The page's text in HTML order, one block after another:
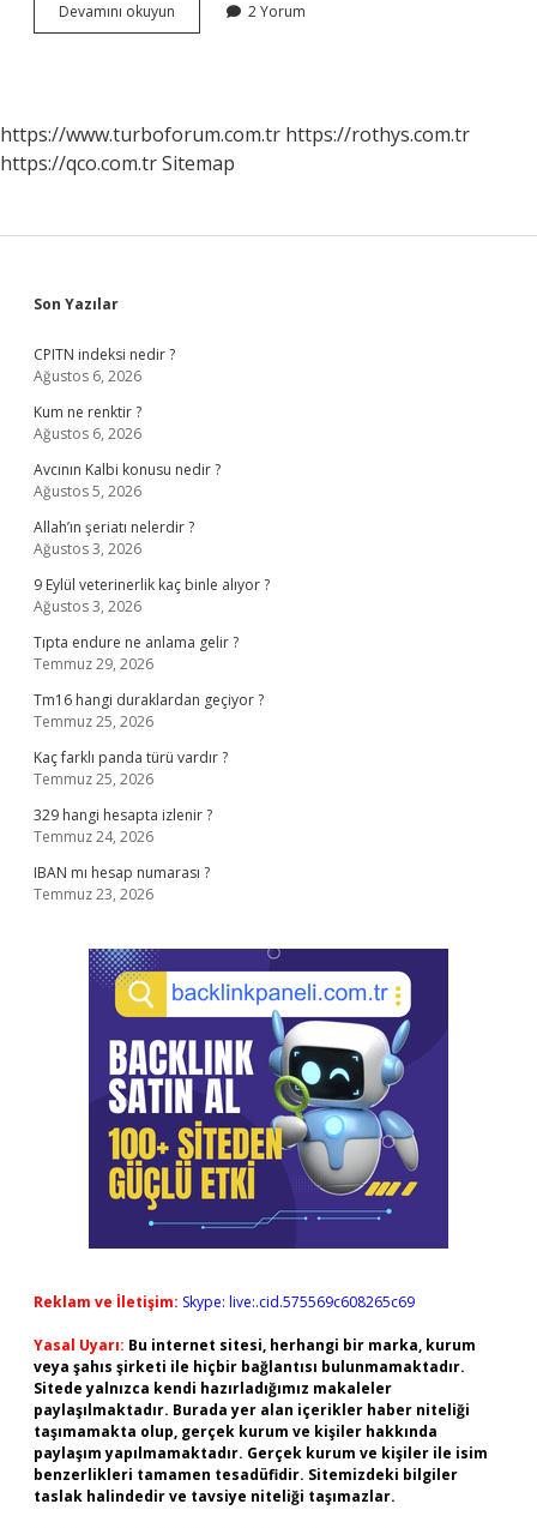
Devamını okuyun
Eden
Karar
Verir
2 Yorum
https://www.turboforum.com.tr https://rothys.com.tr
https://qco.com.trSitemap
Sidebar
Son Yazılar
CPITN indeksi nedir ?
Ağustos 6, 2026
Kum ne renktir ?
Ağustos 6, 2026
Avcının Kalbi konusu nedir ?
Ağustos 5, 2026
Allah’ın şeriatı nelerdir ?
Ağustos 3, 2026
9 Eylül veterinerlik kaç binle alıyor ?
Ağustos 3, 2026
Tıpta endure ne anlama gelir ?
Temmuz 29, 2026
Tm16 hangi duraklardan geçiyor ?
Temmuz 25, 2026
Kaç farklı panda türü vardır ?
Temmuz 25, 2026
329 hangi hesapta izlenir ?
Temmuz 24, 2026
IBAN mı hesap numarası ?
Temmuz 23, 2026
Reklam ve İletişim: Skype: live:.cid.575569c608265c69
Yasal Uyarı: Bu internet sitesi, herhangi bir marka, kurum
veya şahıs şirketi ile hiçbir bağlantısı bulunmamaktadır.
Sitede yalnızca kendi hazırladığımız makaleler
paylaşılmaktadır. Burada yer alan içerikler haber niteliği
taşımamakta olup, gerçek kurum ve kişiler hakkında
paylaşım yapılmamaktadır. Gerçek kurum ve kişiler ile isim
benzerlikleri tamamen tesadüfidir. Sitemizdeki bilgiler
taslak halindedir ve tavsiye niteliği taşımazlar.